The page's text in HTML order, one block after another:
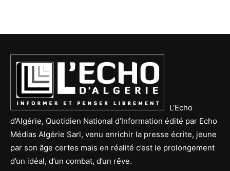
L’Echo
d’Algérie, Quotidien National d’Information édité par Echo
Médias Algérie Sarl, venu enrichir la presse écrite, jeune
par son âge certes mais en réalité c’est le prolongement
d’un idéal, d’un combat, d’un rêve.